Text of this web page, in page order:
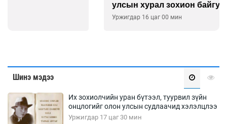
улсын хурал зохион байгуулна
Шинэ мэдээ
Их зохиолчийн уран бүтээл, туурвил зүйн
онцлогийг олон улсын судлаачид хэлэлцлээ
Уржигдар 17 цаг 30 мин